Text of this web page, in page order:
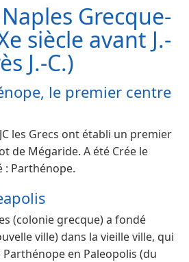
Grecque-
siècle avant J.-
J.-C.)
le premier centre
les Grecs ont établi un premier
de Mégaride. A été Crée le
Parthénope.
(colonie grecque) a fondé
ville) dans la vieille ville, qui
en Paleopolis (du